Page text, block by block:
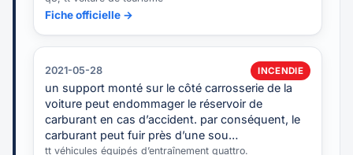
Fiche officielle →
2021-05-28 INCENDIE
un support monté sur le côté carrosserie de la
voiture peut endommager le réservoir de
carburant en cas d’accident. par conséquent, le
carburant peut fuir près d’une sou…
tt véhicules équipés d’entraînement quattro.